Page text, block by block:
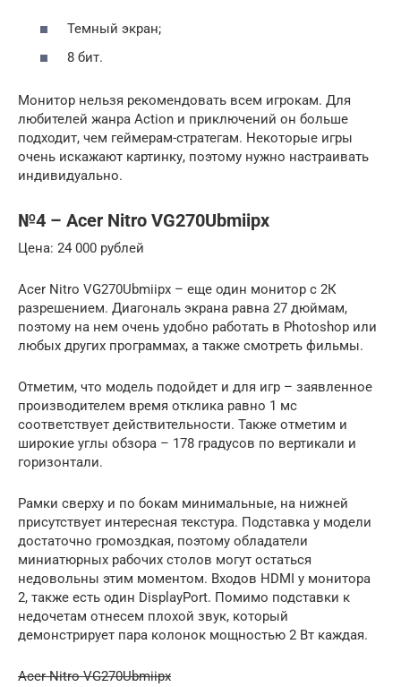
Темный экран;
8 бит.
Монитор нельзя рекомендовать всем игрокам. Для
любителей жанра Action и приключений он больше
подходит, чем геймерам-стратегам. Некоторые игры
очень искажают картинку, поэтому нужно настраивать
индивидуально.
№4 – Acer Nitro VG270Ubmiipx
Цена: 24 000 рублей
Acer Nitro VG270Ubmiipx – еще один монитор с 2К
разрешением. Диагональ экрана равна 27 дюймам,
поэтому на нем очень удобно работать в Photoshop или
любых других программах, а также смотреть фильмы.
Отметим, что модель подойдет и для игр – заявленное
производителем время отклика равно 1 мс
соответствует действительности. Также отметим и
широкие углы обзора – 178 градусов по вертикали и
горизонтали.
Рамки сверху и по бокам минимальные, на нижней
присутствует интересная текстура. Подставка у модели
достаточно громоздкая, поэтому обладатели
миниатюрных рабочих столов могут остаться
недовольны этим моментом. Входов HDMI у монитора
2, также есть один DisplayPort. Помимо подставки к
недочетам отнесем плохой звук, который
демонстрирует пара колонок мощностью 2 Вт каждая.
Acer Nitro VG270Ubmiipx